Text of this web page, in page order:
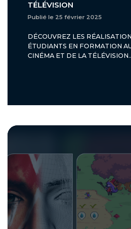
TÉLÉVISION
Publié le 25 février 2025
DÉCOUVREZ LES
ÉTUDIANTS EN FORMATION
CINÉMA ET DE LA